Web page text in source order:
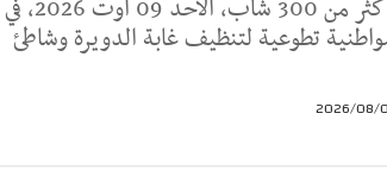
شارك أكثر من 300 شاب، الأحد 09 أوت 2026، في
تطوعية لتنظيف غابة الدويرة وشاطئ